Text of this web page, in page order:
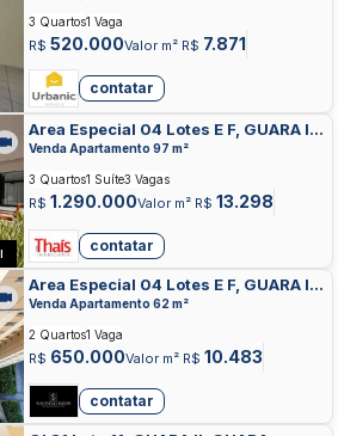
R$ 520.000Valor m² R$ 7.871
3 Quartos1 Vaga
contatar
Area Especial 04 Lotes E F, GUARA II,
GUARA
Venda Apartamento 97 m²
R$ 1.290.000Valor m² R$ 13.298
3 Quartos1 Suíte3 Vagas
contatar
Area Especial 04 Lotes E F, GUARA II,
GUARA
Venda Apartamento 62 m²
R$ 650.000Valor m² R$ 10.483
2 Quartos1 Vaga
contatar